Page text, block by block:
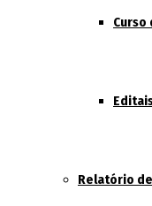
Curso
Relatório